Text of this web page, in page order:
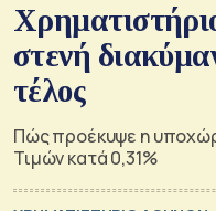
στενή
τέλος
Πώς προέκυψε η
Τιμών κατά 0,31%